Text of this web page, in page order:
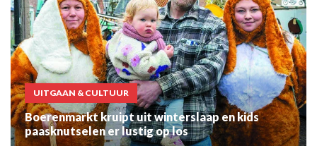
UITGAAN & CULTUUR
Boerenmarkt kruipt uit winterslaap en kids
paasknutselen er lustig op los